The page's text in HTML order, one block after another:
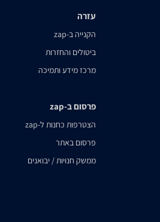
עזרה
הקנייה ב-zap
ביטולים והחזרות
מרכז מידע ותמיכה
פרסום ב-zap
הצטרפות כחנות ל-zap
פרסום באתר
ממשק חנויות / יבואנים